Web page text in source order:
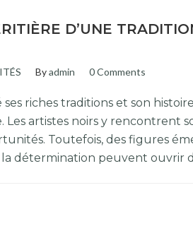
D’UNE
Byadmin 0 Comments
riches traditions et son
Les artistes noirs y rencontrent
Toutefois, des figures
détermination peuvent ouvrir